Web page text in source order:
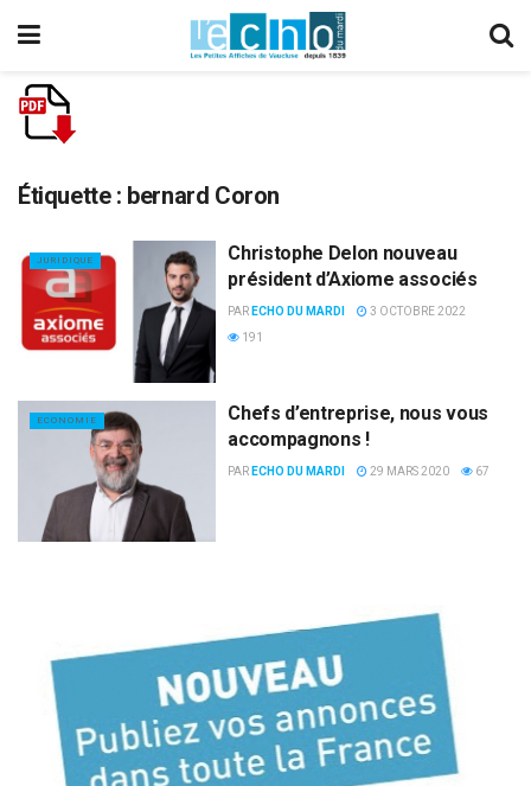
Étiquette : bernard Coron
JURIDIQUE
Christophe Delon nouveau
président d’Axiome associés
PAR ECHO DU MARDI
3 OCTOBRE 2022
191
ECONOMIE
Chefs d’entreprise, nous vous
accompagnons !
PAR ECHO DU MARDI 29 MARS 2020 67